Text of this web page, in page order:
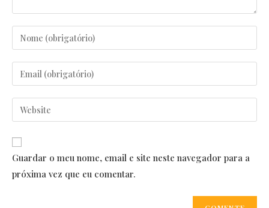
Enter
your
name
or
username
Enter
your
email
address
comment
Enter
your
website
URL
(optional)
Guardar o meu nome, email e site neste navegador para a
próxima vez que eu comentar.